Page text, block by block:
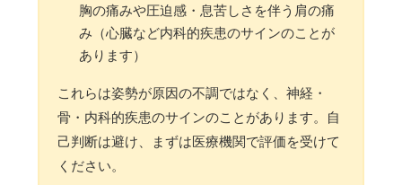
胸の痛みや圧迫感・息苦しさを伴う肩の痛
み（心臓など内科的疾患のサインのことが
あります）
これらは姿勢が原因の不調ではなく、神経・
骨・内科的疾患のサインのことがあります。自
己判断は避け、まずは医療機関で評価を受けて
ください。